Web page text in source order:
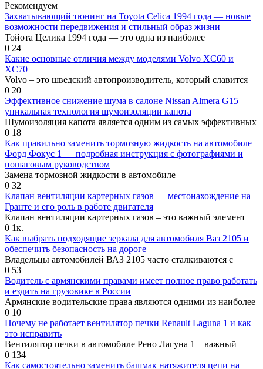
Рекомендуем
Захватывающий тюнинг на Toyota Celica 1994 года — новые
возможности передвижения и стильный образ жизни
Тойота Целика 1994 года — это одна из наиболее
0 24
Какие основные отличия между моделями Volvo XC60 и
XC70
Volvo – это шведский автопроизводитель, который славится
0 20
Эффективное снижение шума в салоне Nissan Almera G15 —
уникальная технология шумоизоляции капота
Шумоизоляция капота является одним из самых эффективных
0 18
Как правильно заменить тормозную жидкость на автомобиле
Форд Фокус 1 — подробная инструкция с фотографиями и
пошаговым руководством
Замена тормозной жидкости в автомобиле —
0 32
Клапан вентиляции картерных газов — местонахождение на
Гранте и его роль в работе двигателя
Клапан вентиляции картерных газов – это важный элемент
0 1к.
Как выбрать подходящие зеркала для автомобиля Ваз 2105 и
обеспечить безопасность на дороге
Владельцы автомобилей ВАЗ 2105 часто сталкиваются с
0 53
Водитель с армянскими правами имеет полное право работать
и ездить на грузовике в России
Армянские водительские права являются одними из наиболее
0 10
Почему не работает вентилятор печки Renault Laguna 1 и как
это исправить
Вентилятор печки в автомобиле Рено Лагуна 1 – важный
0 134
Как самостоятельно заменить башмак натяжителя цепи на